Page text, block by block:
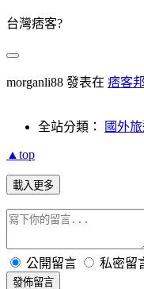
台灣痞客?
morganli88 發表在 痞客邦
全站分類： 國外
▲top
載入更多
公開留言 私密留
發佈留言